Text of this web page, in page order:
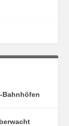
Bahnhöfen